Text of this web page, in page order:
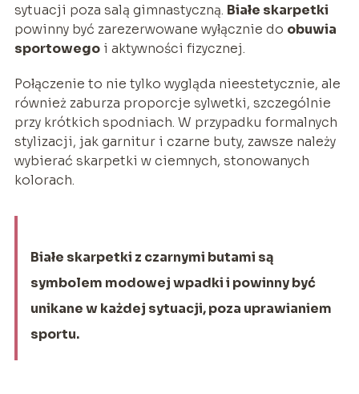
sytuacji poza salą gimnastyczną. Białe skarpetki
powinny być zarezerwowane wyłącznie do obuwia
sportowegoi aktywności fizycznej.
Połączenie to nie tylko wygląda nieestetycznie, ale
również zaburza proporcje sylwetki, szczególnie
przy krótkich spodniach. W przypadku formalnych
stylizacji, jak garnitur i czarne buty, zawsze należy
wybierać skarpetki w ciemnych, stonowanych
kolorach.
Białe skarpetki z czarnymi butami są
symbolem modowej wpadki i powinny być
unikane w każdej sytuacji, poza uprawianiem
sportu.